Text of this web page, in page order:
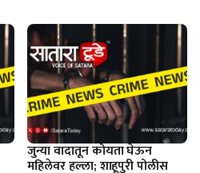
जुन्या वादातून कोयता घेऊन
महिलेवर हल्ला; शाहूपुरी पोलीस